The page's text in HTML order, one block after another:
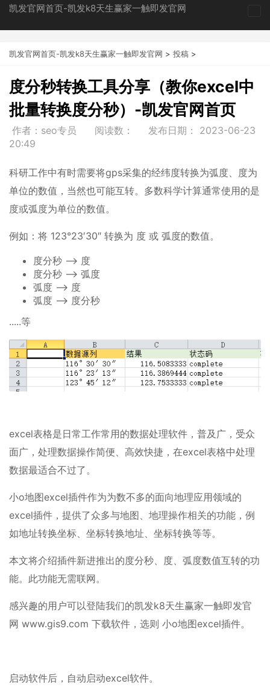
凯发官网首页-凯发k8天生赢家一触即发官网
凯发官网首页-凯发k8天生赢家一触即发官网 > 投稿 >
度分秒转换工具分享（教你excel中
批量转换度分秒）-凯发官网首页
作者：seo专员 阅读数： 发布日期： 2023-06-23
20:49
科研工作中有时需要将gps采集的经纬度转换为弧度、度为
单位的数值，当然也可能互转。多数科学计算通常使用的是
度或弧度为单位的数值。
例如：将 123°23′30″ 转换为 度 或 弧度的数值。
度分秒 --> 度
度分秒 --> 弧度
弧度 --> 度
弧度 --> 度分秒
.....等
excel表格是日常工作常用的数据处理软件，普及广，受众
面广，处理数据操作简便、高效快捷，在excel表格中处理
数据最适合不过了。
小o地图excel插件作为为数不多的面向地理应用领域的
excel插件，提供了众多与地图、地理操作相关的功能，例
如地址转换坐标、坐标转换地址、坐标转换等等。
本文将介绍插件新进推出的度分秒、度、弧度数值互转的功
能。此功能无需联网。
感兴趣的用户可以登陆我们的凯发k8天生赢家一触即发官
网 www.gis9.com 下载软件，选则 小o地图excel插件。
启动软件后，自动启动excel软件。